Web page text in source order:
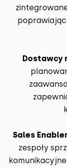
poprawiając
Dostawcy
Sales
zespoły